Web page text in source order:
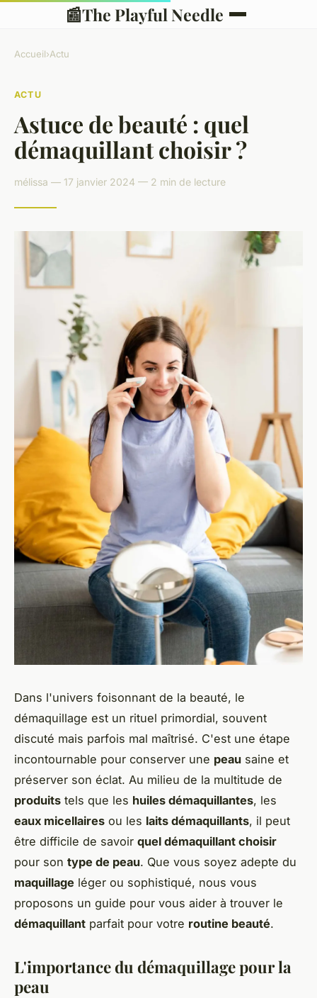
📰The Playful Needle
Accueil›Actu
ACTU
Astuce de beauté : quel
démaquillant choisir ?
mélissa — 17 janvier 2024 — 2 min de lecture
Dans l'univers foisonnant de la beauté, le
démaquillage est un rituel primordial, souvent
discuté mais parfois mal maîtrisé. C'est une étape
incontournable pour conserver une peau saine et
préserver son éclat. Au milieu de la multitude de
produits tels que les huiles démaquillantes, les
eaux micellaires ou les laits démaquillants, il peut
être difficile de savoir quel démaquillant choisir
pour son type de peau. Que vous soyez adepte du
maquillage léger ou sophistiqué, nous vous
proposons un guide pour vous aider à trouver le
démaquillant parfait pour votre routine beauté.
L'importance du démaquillage pour la
peau